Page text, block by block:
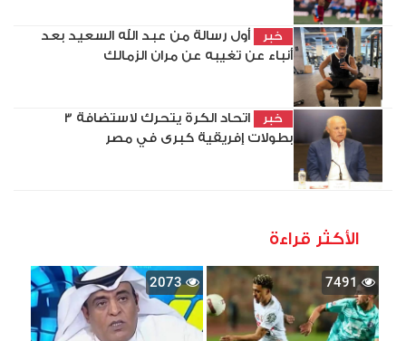
خبر
أول رسالة من عبد الله السعيد بعد
أنباء عن تغيبه عن مران الزمالك
خبر
اتحاد الكرة يتحرك لاستضافة 3
بطولات إفريقية كبرى في مصر
الأكثر قراءة
7491
2073